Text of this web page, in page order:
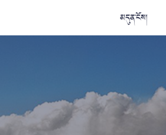
མདུན་ངོས།